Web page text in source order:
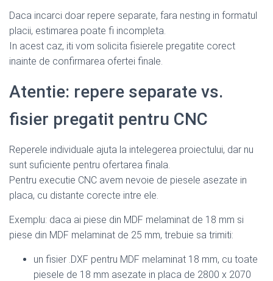
Daca incarci doar repere separate, fara nesting in formatul
placii, estimarea poate fi incompleta.
In acest caz, iti vom solicita fisierele pregatite corect
inainte de confirmarea ofertei finale.
Atentie: repere separate vs.
fisier pregatit pentru CNC
Reperele individuale ajuta la intelegerea proiectului, dar nu
sunt suficiente pentru ofertarea finala.
Pentru executie CNC avem nevoie de piesele asezate in
placa, cu distante corecte intre ele.
Exemplu: daca ai piese din MDF melaminat de 18 mm si
piese din MDF melaminat de 25 mm, trebuie sa trimiti:
un fisier .DXF pentru MDF melaminat 18 mm, cu toate
piesele de 18 mm asezate in placa de 2800 x 2070